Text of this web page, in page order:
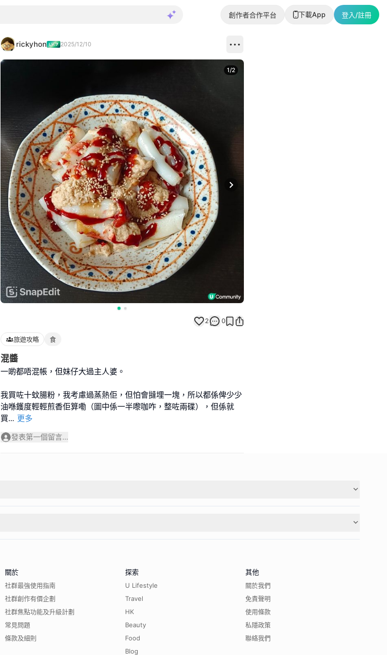
創作者合作平台 下載App 登入/註冊
rickyhon 2025/12/10
Next slide
1/2
2 0
旅遊攻略 食
混醬
一啲都唔混帳，但妹仔大過主人婆。
我買咗十蚊腸粉，我考慮過蒸熱佢，但怕會撻埋一塊，所以都係俾少少
油喺鑊度輕輕煎香佢算嘞（圖中係一半嚟咖咋，整咗兩碟），但係就
買... 更多
發表第一個留言...
關於
社群最強使用指南
社群創作有價企劃
社群焦點功能及升級計劃
常見問題
條款及細則
探索
U Lifestyle
Travel
HK
Beauty
Food
Blog
其他
關於我們
免責聲明
使用條款
私隱政策
聯絡我們